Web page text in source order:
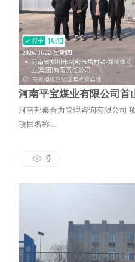
河南邦泰合力管理咨询有限公司
项目名称 ...
9